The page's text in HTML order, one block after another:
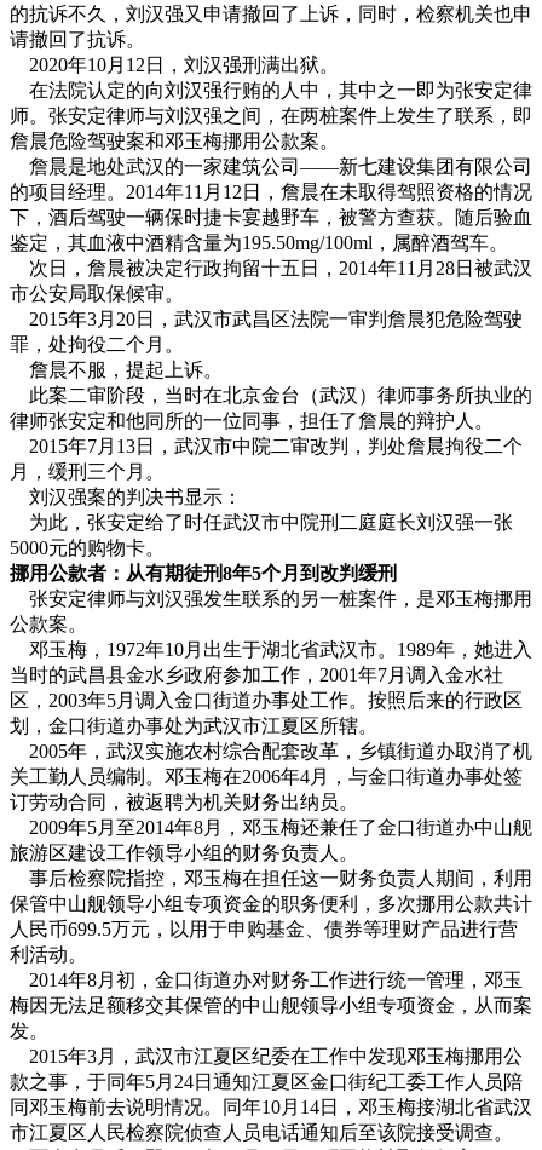
的抗诉不久，刘汉强又申请撤回了上诉，同时，检察机关也申
请撤回了抗诉。
2020年10月12日，刘汉强刑满出狱。
在法院认定的向刘汉强行贿的人中，其中之一即为张安定律
师。张安定律师与刘汉强之间，在两桩案件上发生了联系，即
詹晨危险驾驶案和邓玉梅挪用公款案。
詹晨是地处武汉的一家建筑公司——新七建设集团有限公司
的项目经理。2014年11月12日，詹晨在未取得驾照资格的情况
下，酒后驾驶一辆保时捷卡宴越野车，被警方查获。随后验血
鉴定，其血液中酒精含量为195.50mg/100ml，属醉酒驾车。
次日，詹晨被决定行政拘留十五日，2014年11月28日被武汉
市公安局取保候审。
2015年3月20日，武汉市武昌区法院一审判詹晨犯危险驾驶
罪，处拘役二个月。
詹晨不服，提起上诉。
此案二审阶段，当时在北京金台（武汉）律师事务所执业的
律师张安定和他同所的一位同事，担任了詹晨的辩护人。
2015年7月13日，武汉市中院二审改判，判处詹晨拘役二个
月，缓刑三个月。
刘汉强案的判决书显示：
为此，张安定给了时任武汉市中院刑二庭庭长刘汉强一张
5000元的购物卡。
挪用公款者：从有期徒刑8年5个月到改判缓刑
张安定律师与刘汉强发生联系的另一桩案件，是邓玉梅挪用
公款案。
邓玉梅，1972年10月出生于湖北省武汉市。1989年，她进入
当时的武昌县金水乡政府参加工作，2001年7月调入金水社
区，2003年5月调入金口街道办事处工作。按照后来的行政区
划，金口街道办事处为武汉市江夏区所辖。
2005年，武汉实施农村综合配套改革，乡镇街道办取消了机
关工勤人员编制。邓玉梅在2006年4月，与金口街道办事处签
订劳动合同，被返聘为机关财务出纳员。
2009年5月至2014年8月，邓玉梅还兼任了金口街道办中山舰
旅游区建设工作领导小组的财务负责人。
事后检察院指控，邓玉梅在担任这一财务负责人期间，利用
保管中山舰领导小组专项资金的职务便利，多次挪用公款共计
人民币699.5万元，以用于申购基金、债券等理财产品进行营
利活动。
2014年8月初，金口街道办对财务工作进行统一管理，邓玉
梅因无法足额移交其保管的中山舰领导小组专项资金，从而案
发。
2015年3月，武汉市江夏区纪委在工作中发现邓玉梅挪用公
款之事，于同年5月24日通知江夏区金口街纪工委工作人员陪
同邓玉梅前去说明情况。同年10月14日，邓玉梅接湖北省武汉
市江夏区人民检察院侦查人员电话通知后至该院接受调查。